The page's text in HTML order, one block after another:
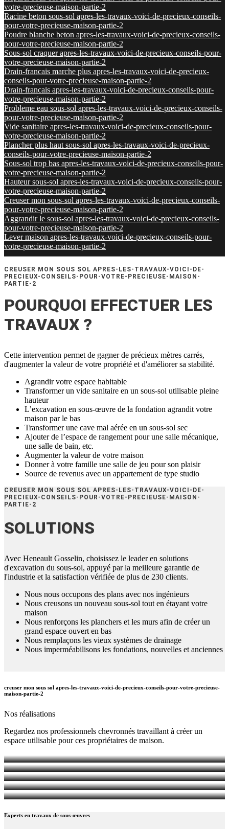
votre-precieuse-maison-partie-2
Racine beton sous-sol apres-les-travaux-voici-de-precieux-conseils-
pour-votre-precieuse-maison-partie-2
Poudre blanche beton apres-les-travaux-voici-de-precieux-conseils-
pour-votre-precieuse-maison-partie-2
Sous-sol craquer apres-les-travaux-voici-de-precieux-conseils-pour-
votre-precieuse-maison-partie-2
Drain-francais marche plus apres-les-travaux-voici-de-precieux-
conseils-pour-votre-precieuse-maison-partie-2
Drain-francais apres-les-travaux-voici-de-precieux-conseils-pour-
votre-precieuse-maison-partie-2
Probleme eau sous-sol apres-les-travaux-voici-de-precieux-conseils-
pour-votre-precieuse-maison-partie-2
Vide sanitaire apres-les-travaux-voici-de-precieux-conseils-pour-
votre-precieuse-maison-partie-2
Plancher plus haut sous-sol apres-les-travaux-voici-de-precieux-
conseils-pour-votre-precieuse-maison-partie-2
Sous-sol trop bas apres-les-travaux-voici-de-precieux-conseils-pour-
votre-precieuse-maison-partie-2
Hauteur sous-sol apres-les-travaux-voici-de-precieux-conseils-pour-
votre-precieuse-maison-partie-2
Creuser mon sous-sol apres-les-travaux-voici-de-precieux-conseils-
pour-votre-precieuse-maison-partie-2
Aggrandir le sous-sol apres-les-travaux-voici-de-precieux-conseils-
pour-votre-precieuse-maison-partie-2
Lever maison apres-les-travaux-voici-de-precieux-conseils-pour-
votre-precieuse-maison-partie-2
CREUSER MON SOUS SOL APRES-LES-TRAVAUX-VOICI-DE-
PRECIEUX-CONSEILS-POUR-VOTRE-PRECIEUSE-MAISON-
PARTIE-2
POURQUOI EFFECTUER LES
TRAVAUX ?
Cette intervention permet de gagner de précieux mètres carrés,
d'augmenter la valeur de votre propriété et d'améliorer sa stabilité.
Agrandir votre espace habitable
Transformer un vide sanitaire en un sous-sol utilisable pleine
hauteur
L’excavation en sous-œuvre de la fondation agrandit votre
maison par le bas
Transformer une cave mal aérée en un sous-sol sec
Ajouter de l’espace de rangement pour une salle mécanique,
une salle de bain, etc.
Augmenter la valeur de votre maison
Donner à votre famille une salle de jeu pour son plaisir
Source de revenus avec un appartement de type studio
CREUSER MON SOUS SOL APRES-LES-TRAVAUX-VOICI-DE-
PRECIEUX-CONSEILS-POUR-VOTRE-PRECIEUSE-MAISON-
PARTIE-2
SOLUTIONS
Avec Heneault Gosselin, choisissez le leader en solutions
d'excavation du sous-sol, appuyé par la meilleure garantie de
l'industrie et la satisfaction vérifiée de plus de 230 clients.
Nous nous occupons des plans avec nos ingénieurs
Nous creusons un nouveau sous-sol tout en étayant votre
maison
Nous renforçons les planchers et les murs afin de créer un
grand espace ouvert en bas
Nous remplaçons les vieux systèmes de drainage
Nous imperméabilisons les fondations, nouvelles et anciennes
creuser mon sous sol apres-les-travaux-voici-de-precieux-conseils-pour-votre-precieuse-
maison-partie-2
Nos réalisations
Regardez nos professionnels chevronnés travaillant à créer un
espace utilisable pour ces propriétaires de maison.
Experts en travaux de sous-œuvres